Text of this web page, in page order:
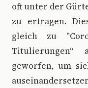
oft unter der
zu ertragen.
gleich zu
Titulierungen“
geworfen, um